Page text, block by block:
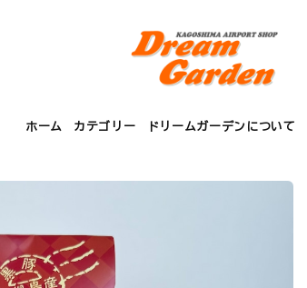
ホーム カテゴリー ドリームガーデンについて